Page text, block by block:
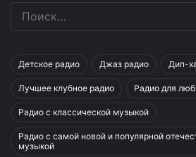
Детское радио Джаз радио Дип-
Лучшее клубное радио Радио для
Радио с классической музыкой
Радио с самой новой и популярной
музыкой